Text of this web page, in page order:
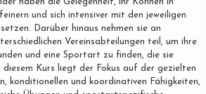
haben die Gelegenheit, ihr Können in
und sich intensiver mit den jeweiligen
Darüber hinaus nehmen sie an
Vereinsabteilungen teil, um ihre
und eine Sportart zu finden, die sie
Kurs liegt der Fokus auf der gezielten
konditionellen und koordinativen Fähigkeiten,